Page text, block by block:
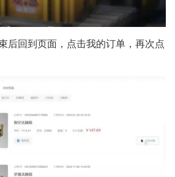
后回到页面，点击我的订单，再次点